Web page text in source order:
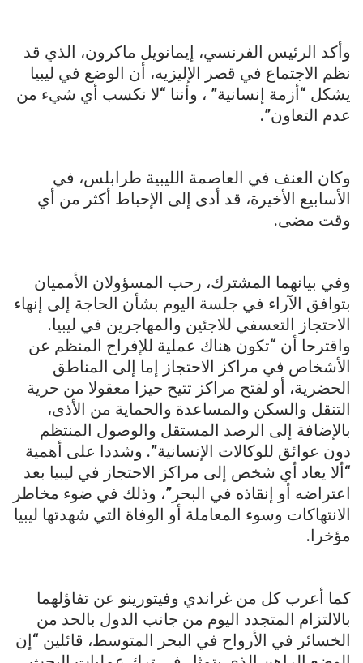
وأكد الرئيس الفرنسي، إيمانويل ماكرون، الذي قد
نظم الاجتماع في قصر الإليزيه، أن الوضع في ليبيا
يشكل “أزمة إنسانية” ، وأننا “لا نكسب أي شيء من
عدم التعاون”.
وكان العنف في العاصمة الليبية طرابلس، في
الأسابيع الأخيرة، قد أدى إلى الإحباط أكثر من أي
وقت مضى.
وفي بيانهما المشترك، رحب المسؤولان الأمميان
بتوافق الآراء في جلسة اليوم بشأن الحاجة إلى إنهاء
الاحتجاز التعسفي للاجئين والمهاجرين في ليبيا.
واقترحا أن “تكون هناك عملية للإفراج المنظم عن
الأشخاص في مراكز الاحتجاز إما إلى المناطق
الحضرية، أو لفتح مراكز تتيح حيزا معقولا من حرية
التنقل والسكن والمساعدة والحماية من الأذى،
بالإضافة إلى الرصد المستقل والوصول المنتظم
دون عوائق للوكالات الإنسانية”. وشددا على أهمية
“ألا يعاد أي شخص إلى مراكز الاحتجاز في ليبيا بعد
اعتراضه أو إنقاذه في البحر”، وذلك في ضوء مخاطر
الانتهاكات وسوء المعاملة أو الوفاة التي شهدتها ليبيا
مؤخرا.
كما أعرب كل من غراندي وفيتورينو عن تفاؤلهما
بالالتزام المتجدد اليوم من جانب الدول بالحد من
الخسائر في الأرواح في البحر المتوسط، قائلين “إن